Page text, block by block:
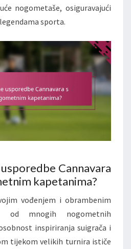
nogometaše, osiguravajući
sporta.
Cannavara
kapetanima?
vođenjem i obrambenim
od mnogih nogometnih
inspiriranja suigrača i
tijekom velikih turnira ističe